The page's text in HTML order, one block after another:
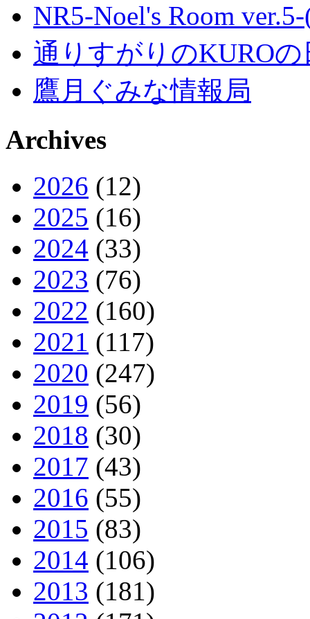
NR5-Noel's Room
通りすがりのKURO
鷹月ぐみな情報局
Archives
2026 (12)
2025 (16)
2024 (33)
2023 (76)
2022 (160)
2021 (117)
2020 (247)
2019 (56)
2018 (30)
2017 (43)
2016 (55)
2015 (83)
2014 (106)
2013 (181)